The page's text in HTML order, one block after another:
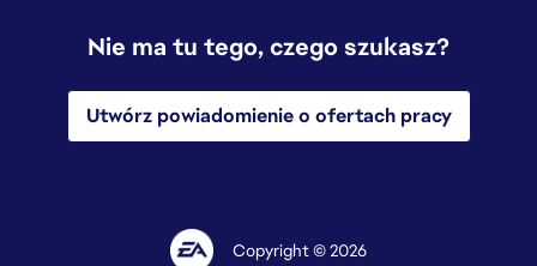
Nie ma tu tego, czego szukasz?
Utwórz powiadomienie o ofertach pracy
Copyright © 2026